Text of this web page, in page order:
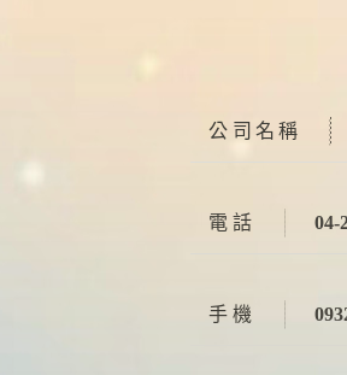
公司名稱
電話 04-
手機